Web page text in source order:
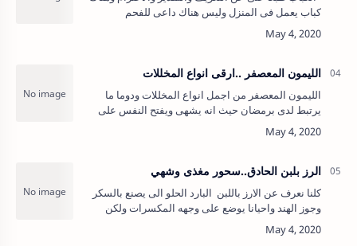
كباب يعمل فى المنزل وليس هناك داعى للفحم
تعريفه بكباب …
الليمون المعصفر ..ارقى انواع المخللات
الليمون المعصفر من اجمل انواع المخللات ودوما ما
يرتبط لدى برمضان حيث انه يشهى ويفتح النفس على
الاكل ويلائم تناوله مع اى طبخة سواء سمك او لحوم
وكثيرا ما نتستخدمه فى خ…
الرز بلبن الحادق..سحور مغذى وشهي
كلنا نعرف عن الارز باللبن البارد الحلو الى يصنع بالسكر
وجوز الهند واحيانا يوضع على وجهه المكسرات ولكن
وصفة الارز باللبن الغير مسكر دى وصفة قديمة من ايام
جدتى وكانوا…